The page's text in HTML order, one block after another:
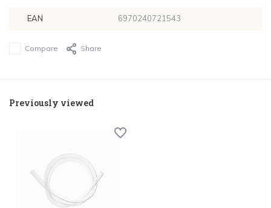
EAN 6970240721543
Compare Share
Previously viewed